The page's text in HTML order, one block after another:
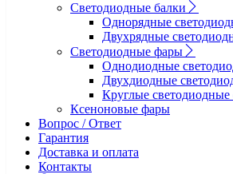
Светодиодные балки
Однорядные
Двухрядные
Светодиодные фары
Однодиодные
Двухдиодные
Круглые
Ксеноновые фары
Вопрос / Ответ
Гарантия
Доставка и оплата
Контакты